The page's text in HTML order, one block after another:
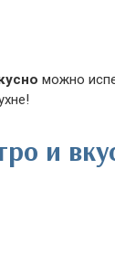
можно
и